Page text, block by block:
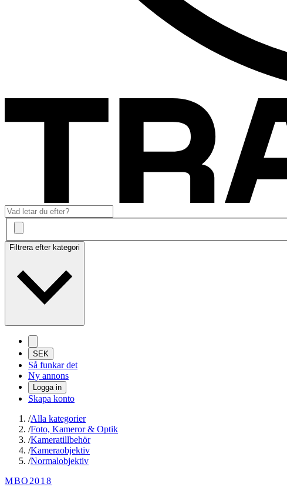
Filtrera efter kategori
SEK
Så funkar det
Ny annons
Logga in
Skapa konto
/Alla kategorier
/Foto, Kameror & Optik
/Kameratillbehör
/Kameraobjektiv
/Normalobjektiv
MBO2018